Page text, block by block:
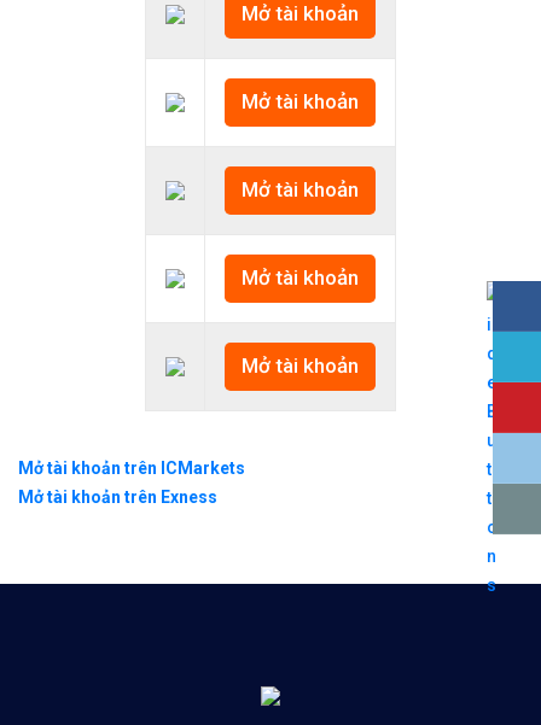
Mở tài khoản
Mở tài khoản
Mở tài khoản
Mở tài khoản
Mở tài khoản
Mở tài khoản trên ICMarkets
Mở tài khoản trên Exness